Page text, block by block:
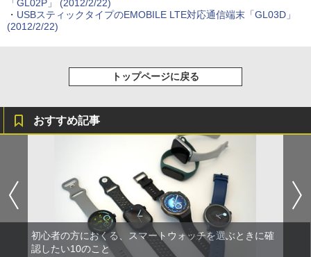
「GL02P」
(2012/2/22)
・ USBスティックタイプのEMOBILE LTE対応通信端末「GL03D」
(2012/2/22)
トップページに戻る
おすすめ記事
初心者の方におくる、スマートウォッチを選ぶときに確
認したい10のこと